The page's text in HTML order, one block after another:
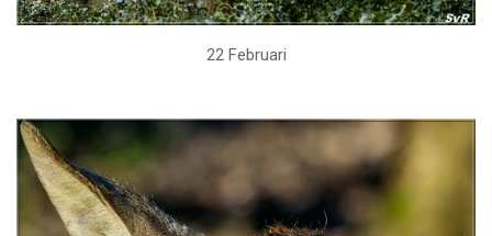
22 Februari